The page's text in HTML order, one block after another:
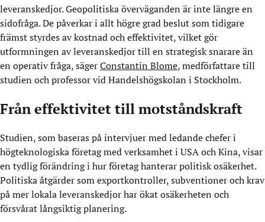
leveranskedjor. Geopolitiska överväganden är inte längre en
sidofråga. De påverkar i allt högre grad beslut som tidigare
främst styrdes av kostnad och effektivitet, vilket gör
utformningen av leveranskedjor till en strategisk snarare än
en operativ fråga, sägerConstantin Blome, medförfattare till
studien och professor vid Handelshögskolan i Stockholm.
Från effektivitet till motståndskraft
Studien, som baseras på intervjuer med ledande chefer i
högteknologiska företag med verksamhet i USA och Kina, visar
en tydlig förändring i hur företag hanterar politisk osäkerhet.
Politiska åtgärder som exportkontroller, subventioner och krav
på mer lokala leveranskedjor har ökat osäkerheten och
försvårat långsiktig planering.